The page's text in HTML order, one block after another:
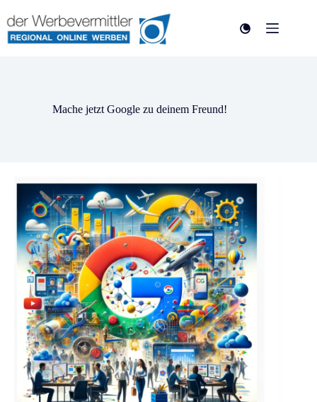
Mache jetzt Google zu deinem Freund!